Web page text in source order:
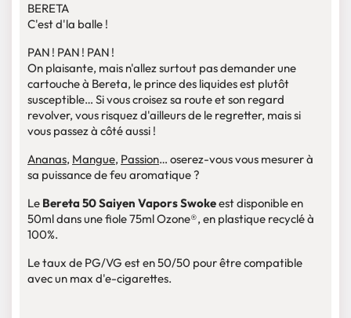
BERETA
C'est d'la balle !
PAN ! PAN ! PAN !
On plaisante, mais n'allez surtout pas demander une
cartouche à Bereta, le prince des liquides est plutôt
susceptible… Si vous croisez sa route et son regard
revolver, vous risquez d'ailleurs de le regretter, mais si
vous passez à côté aussi !
Ananas, Mangue, Passion… oserez-vous vous mesurer à
sa puissance de feu aromatique ?
Le Bereta 50 Saiyen Vapors Swokeest disponible en
50ml dans une fiole 75ml Ozone®, en plastique recyclé à
100%.
Le taux de PG/VG est en 50/50 pour être compatible
avec un max d'e-cigarettes.